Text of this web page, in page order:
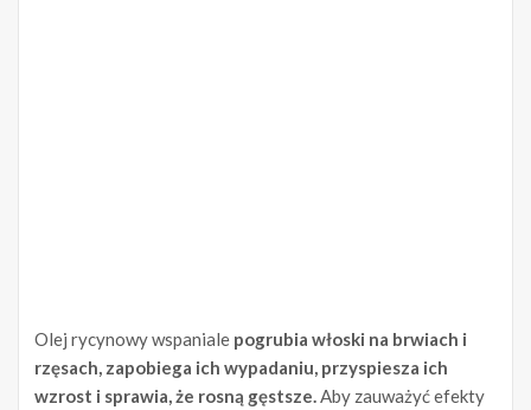
Olej rycynowy wspaniale pogrubia włoski na brwiach i
rzęsach, zapobiega ich wypadaniu, przyspiesza ich
wzrost i sprawia, że rosną gęstsze.Aby zauważyć efekty